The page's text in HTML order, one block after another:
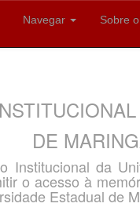
Navegar Sobre
DE
Institucional da
o acesso à
Estadual de